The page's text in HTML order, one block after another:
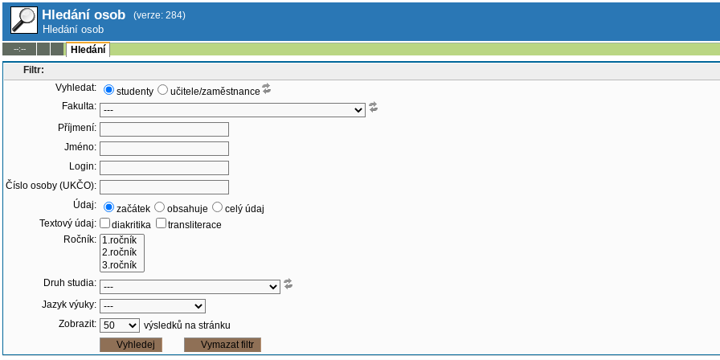
Hledání osob (verze: 284)
Hledání osob
--:--
Hledání
Filtr:
Vyhledat:
studenty
učitele/zaměstnance
Fakulta:
Příjmení:
Jméno:
Login:
Číslo osoby (UKČO):
Údaj:
začátek obsahuje
celý údaj
Textový údaj:
diakritika
transliterace
Ročník:
Druh studia:
Jazyk výuky:
Zobrazit:
výsledků na stránku